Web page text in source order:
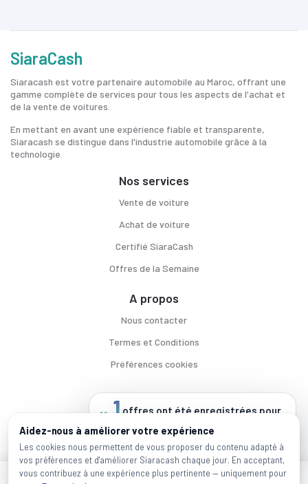
SiaraCash
Siaracash est votre partenaire automobile au Maroc, offrant une
gamme complète de services pour tous les aspects de l'achat et
de la vente de voitures.
En mettant en avant une expérience fiable et transparente,
Siaracash se distingue dans l'industrie automobile grâce à la
technologie.
Nos services
Vente de voiture
Achat de voiture
Certifié SiaraCash
Offres de la Semaine
A propos
Nous contacter
Termes et Conditions
Préférences cookies
Voitures par ville
Casablanca | | Mohammadia |Salé | |
Marques populaires
Renault Toyota Peugeot
Aidez-nous à améliorer votre expérience
Les cookies nous permettent de vous proposer du contenu adapté à
vos préférences et d'améliorer Siaracash chaque jour. En acceptant,
vous contribuez à une expérience plus pertinente — uniquement pour
1 offres ont été enregistrées pour
depuis sa mise en ligne